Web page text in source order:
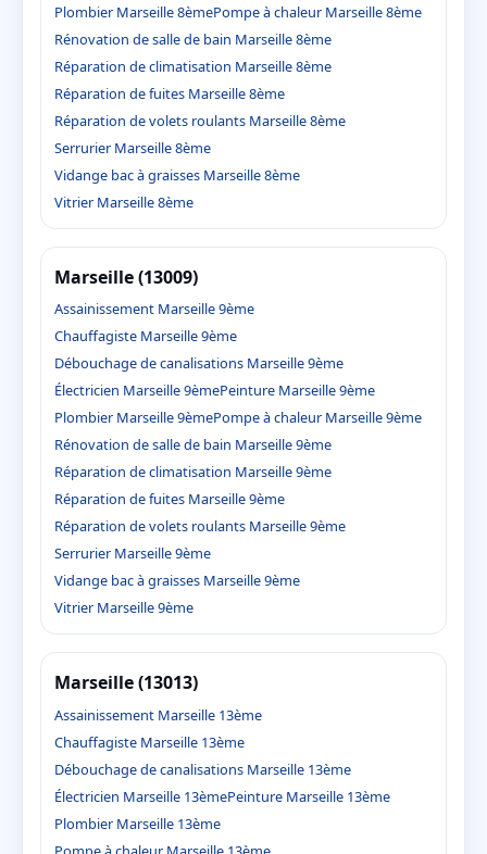
Plombier Marseille 8èmePompe à chaleur Marseille 8ème
Rénovation de salle de bain Marseille 8ème
Réparation de climatisation Marseille 8ème
Réparation de fuites Marseille 8ème
Réparation de volets roulants Marseille 8ème
Serrurier Marseille 8ème
Vidange bac à graisses Marseille 8ème
Vitrier Marseille 8ème
Marseille (13009)
Assainissement Marseille 9ème
Chauffagiste Marseille 9ème
Débouchage de canalisations Marseille 9ème
Électricien Marseille 9èmePeinture Marseille 9ème
Plombier Marseille 9èmePompe à chaleur Marseille 9ème
Rénovation de salle de bain Marseille 9ème
Réparation de climatisation Marseille 9ème
Réparation de fuites Marseille 9ème
Réparation de volets roulants Marseille 9ème
Serrurier Marseille 9ème
Vidange bac à graisses Marseille 9ème
Vitrier Marseille 9ème
Marseille (13013)
Assainissement Marseille 13ème
Chauffagiste Marseille 13ème
Débouchage de canalisations Marseille 13ème
Électricien Marseille 13èmePeinture Marseille 13ème
Plombier Marseille 13ème